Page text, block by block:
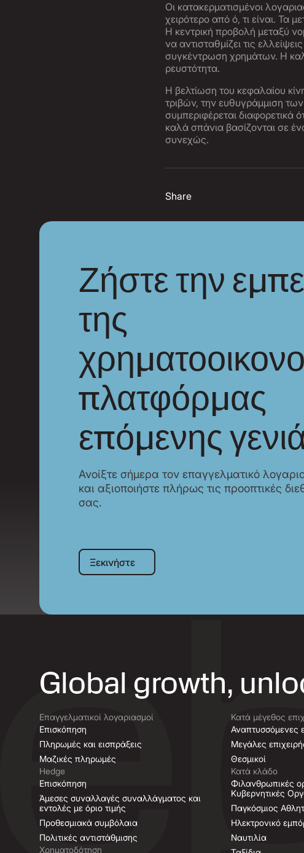
Οι κατακερματισμένοι
χειρότερο από ό, τι είναι.
Η κεντρική προβολή μεταξύ
να αντισταθμίζει τις
συγκέντρωση χρημάτων. Η
ρευστότητα.
Η βελτίωση του κεφαλαίου
τριβών, την ευθυγράμμιση
συμπεριφέρεται διαφορετικά
καλά σπάνια βασίζονται σε
συνεχώς.
Share
Ζήστε την
της
πλατφόρμας
επόμενης
Ανοίξτε σήμερα τον επαγγελματικό
και αξιοποιήστε πλήρως τις προοπτικές
σας.
Ξεκινήστε
Ξεκινήστε
Global growth,
Επαγγελματικοί λογαριασμοί
Επισκόπηση
Πληρωμές και εισπράξεις
Μαζικές πληρωμές
Hedge
Επισκόπηση
Άμεσες συναλλαγές συναλλάγματος και
εντολές με όριο τιμής
Προθεσμιακά συμβόλαια
Πολιτικές αντιστάθμισης
Χρηματοδότηση
Κατά μέγεθος
Αναπτυσσόμενες
Μεγάλες
Θεσμικοί
Κατά κλάδο
Φιλανθρωπικές
Κυβερνητικές
Παγκόσμιος
Ηλεκτρονικό
Ναυτιλία